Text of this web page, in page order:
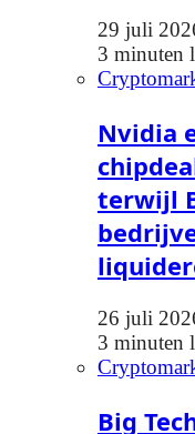
29 juli
3 minuten
Nvidia
terwijl
26 juli
3 minuten
Big